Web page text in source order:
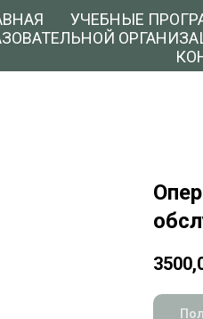
УЧЕБНЫЕ